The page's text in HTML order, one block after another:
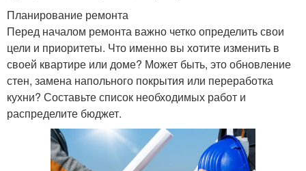
Планирование ремонта
Перед началом ремонта важно четко определить свои
цели и приоритеты. Что именно вы хотите изменить в
своей квартире или доме? Может быть, это обновление
стен, замена напольного покрытия или переработка
кухни? Составьте список необходимых работ и
распределите бюджет.